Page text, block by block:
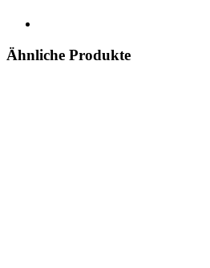
Ähnliche Produkte